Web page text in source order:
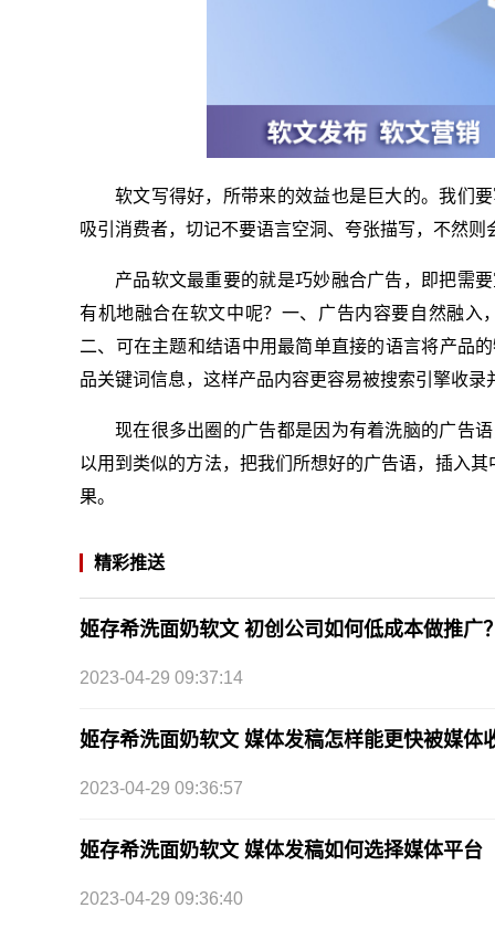
软文写得好，所带来的效益也是巨大的。我们
吸引消费者，切记不要语言空洞、夸张描写，不然则
产品软文最重要的就是巧妙融合广告，即把需
有机地融合在软文中呢？一、广告内容要自然融入
二、可在主题和结语中用最简单直接的语言将产品
品关键词信息，这样产品内容更容易被搜索引擎收录
现在很多出圈的广告都是因为有着洗脑的广告
以用到类似的方法，把我们所想好的广告语，插入
果。
精彩推送
姬存希洗面奶软文 初创公司如何低成本做推广？
2023-04-29 09:37:14
姬存希洗面奶软文 媒体发稿怎样能更快被媒体
2023-04-29 09:36:57
姬存希洗面奶软文 媒体发稿如何选择媒体平台
2023-04-29 09:36:40